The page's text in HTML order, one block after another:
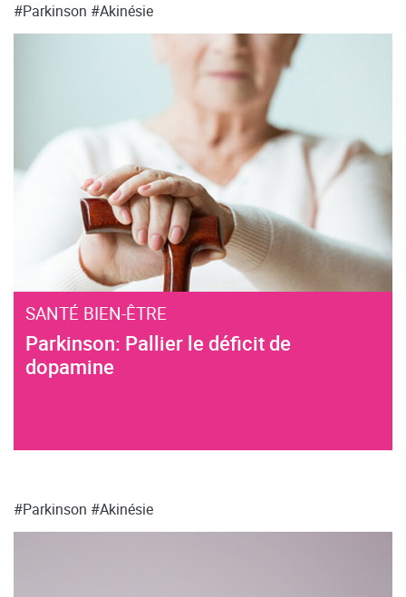
#Parkinson #Akinésie
SANTÉ BIEN-ÊTRE
Parkinson: Pallier le déficit de
dopamine
#Parkinson #Akinésie